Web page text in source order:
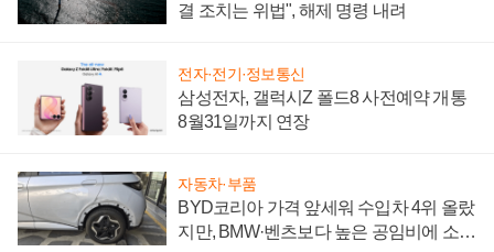
결 조치는 위법", 해제 명령 내려
전자·전기·정보통신
삼성전자, 갤럭시Z 폴드8 사전예약 개통
8월31일까지 연장
자동차·부품
BYD코리아 가격 앞세워 수입차 4위 올랐
지만, BMW·벤츠보다 높은 공임비에 소비